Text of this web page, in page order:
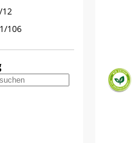
106
Filter